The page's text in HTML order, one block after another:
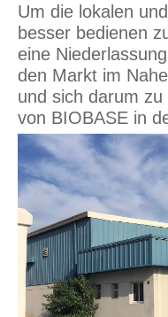
Um die lokalen
besser bedienen
eine
den Markt im
und sich darum
von BIOBASE in